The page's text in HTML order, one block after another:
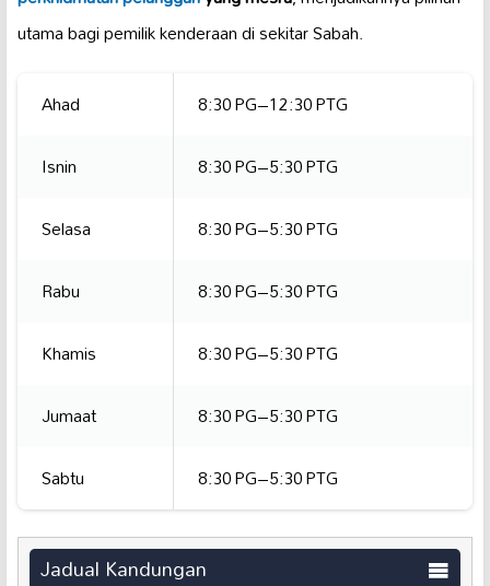
utama bagi pemilik kenderaan di sekitar Sabah.
Ahad
8:30 PG–12:30 PTG
Isnin
8:30 PG–5:30 PTG
Selasa
8:30 PG–5:30 PTG
Rabu
8:30 PG–5:30 PTG
Khamis
8:30 PG–5:30 PTG
Jumaat
8:30 PG–5:30 PTG
Sabtu
8:30 PG–5:30 PTG
Jadual Kandungan